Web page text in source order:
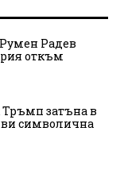
Радев
откъм
Тръмп затъна в
символична